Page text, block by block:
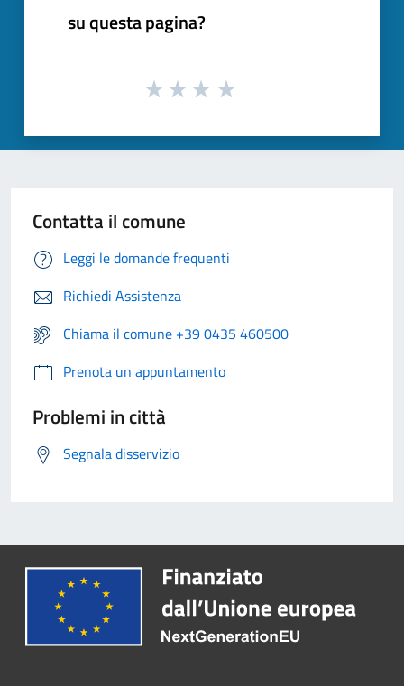
su questa pagina?
Contatta il comune
Leggi le domande frequenti
Richiedi Assistenza
Chiama il comune +39 0435 460500
Prenota un appuntamento
Problemi in città
Segnala disservizio